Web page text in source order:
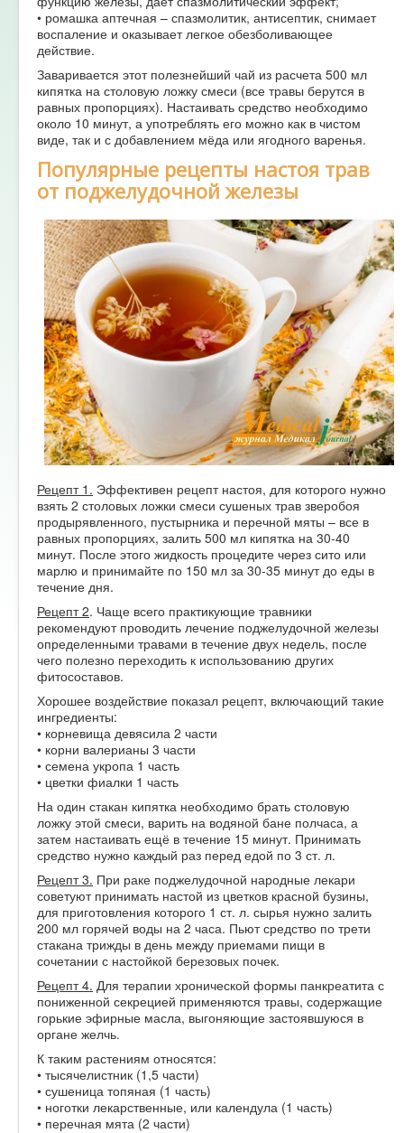
• ромашка аптечная – спазмолитик, антисептик, снимает
воспаление и оказывает легкое обезболивающее
действие.
Заваривается этот полезнейший чай из расчета 500 мл
кипятка на столовую ложку смеси (все травы берутся в
равных пропорциях). Настаивать средство необходимо
около 10 минут, а употреблять его можно как в чистом
виде, так и с добавлением мёда или ягодного варенья.
Популярные рецепты настоя трав
от поджелудочной железы
Рецепт 1. Эффективен рецепт настоя, для которого нужно
взять 2 столовых ложки смеси сушеных трав зверобоя
продырявленного, пустырника и перечной мяты – все в
равных пропорциях, залить 500 мл кипятка на 30-40
минут. После этого жидкость процедите через сито или
марлю и принимайте по 150 мл за 30-35 минут до еды в
течение дня.
Рецепт 2. Чаще всего практикующие травники
рекомендуют проводить лечение поджелудочной железы
определенными травами в течение двух недель, после
чего полезно переходить к использованию других
фитосоставов.
Хорошее воздействие показал рецепт, включающий такие
ингредиенты:
• корневища девясила 2 части
• корни валерианы 3 части
• семена укропа 1 часть
• цветки фиалки 1 часть
На один стакан кипятка необходимо брать столовую
ложку этой смеси, варить на водяной бане полчаса, а
затем настаивать ещё в течение 15 минут. Принимать
средство нужно каждый раз перед едой по 3 ст. л.
Рецепт 3. При раке поджелудочной народные лекари
советуют принимать настой из цветков красной бузины,
для приготовления которого 1 ст. л. сырья нужно залить
200 мл горячей воды на 2 часа. Пьют средство по трети
стакана трижды в день между приемами пищи в
сочетании с настойкой березовых почек.
Рецепт 4. Для терапии хронической формы панкреатита с
пониженной секрецией применяются травы, содержащие
горькие эфирные масла, выгоняющие застоявшуюся в
органе желчь.
К таким растениям относятся:
• тысячелистник (1,5 части)
• сушеница топяная (1 часть)
• ноготки лекарственные, или календула (1 часть)
• перечная мята (2 части)